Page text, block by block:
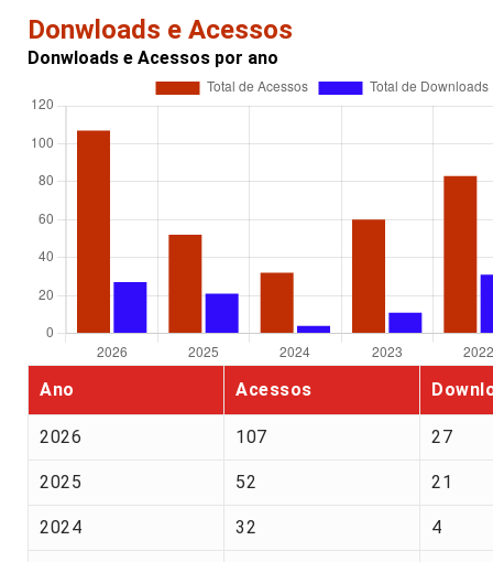
Donwloads e Acessos
Donwloads e Acessos por ano
Ano Acessos
2026 107 27
2025 52 21
2024 32 4